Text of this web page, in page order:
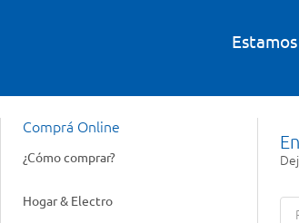
Comprá Online
¿Cómo comprar?
Hogar & Electro